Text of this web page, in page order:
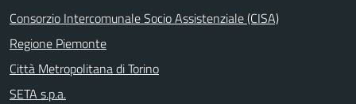
Consorzio Intercomunale Socio Assistenziale (CISA)
Regione Piemonte
Città Metropolitana di Torino
SETA s.p.a.